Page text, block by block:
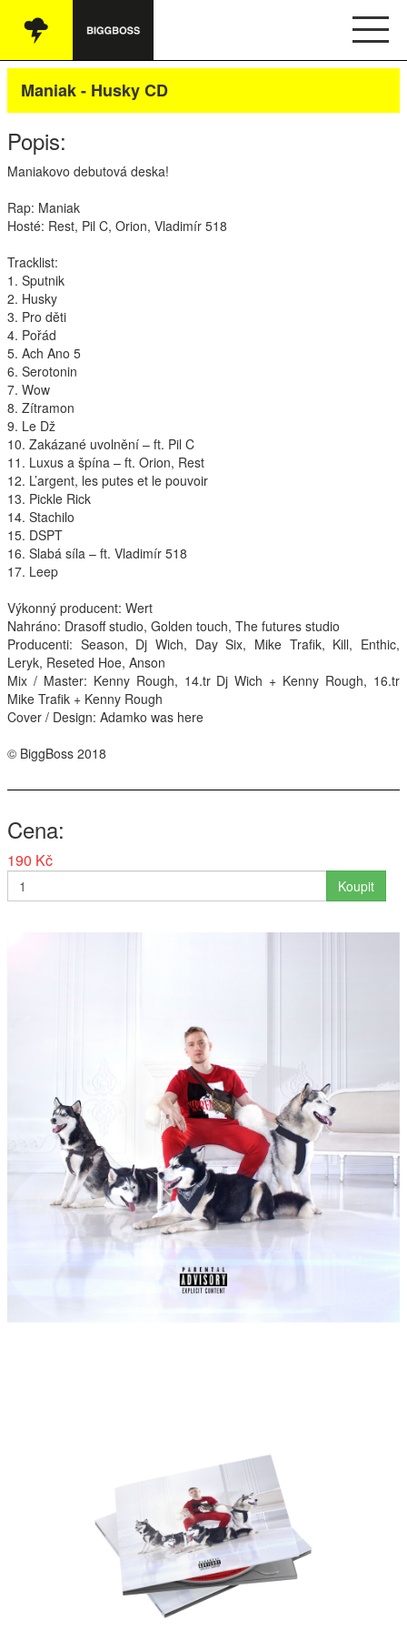
Vše
Audio
Oblečení
Ostatní
English
Obchodní podmínky
Kontakt
Interpreti
Maniak - Husky CD
Popis:
Maniakovo debutová deska!
Rap: Maniak
Hosté: Rest, Pil C, Orion, Vladimír 518
Tracklist:
1. Sputnik
2. Husky
3. Pro děti
4. Pořád
5. Ach Ano 5
6. Serotonin
7. Wow
8. Zítramon
9. Le Dž
10. Zakázané uvolnění – ft. Pil C
11. Luxus a špína – ft. Orion, Rest
12. L’argent, les putes et le pouvoir
13. Pickle Rick
14. Stachilo
15. DSPT
16. Slabá síla – ft. Vladimír 518
17. Leep
Výkonný producent: Wert
Nahráno: Drasoff studio, Golden touch, The futures studio
Producenti: Season, Dj Wich, Day Six, Mike Trafik, Kill, Enthic,
Leryk, Reseted Hoe, Anson
Mix / Master: Kenny Rough, 14.tr Dj Wich + Kenny Rough, 16.tr
Mike Trafik + Kenny Rough
Cover / Design: Adamko was here
© BiggBoss 2018
Cena
190 Kč
Koupit